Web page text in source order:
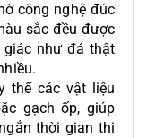
công nghệ đúc
sắc đều được
giác như đá thật
thế các vật liệu
gạch ốp, giúp
thời gian thi